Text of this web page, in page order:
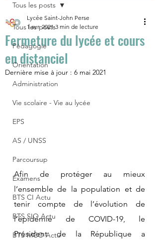
Tous les posts
Pédagogie
Orientation
Administration
Vie scolaire - Vie au lycée
EPS
AS / UNSS
Parcoursup
Examens
BTS CI Actu
BTS SIO Actu
BTS MCO Actu
Tous les posts
Fermeture du lycée et cours
en distanciel
Lycée Saint-John Perse
1 avr. 2021 3 min de lecture
Dernière mise à jour : 6 mai 2021
Afin de protéger au mieux
l’ensemble de la population et de
tenir compte de l’évolution de
l’épidémie de COVID-19, le
Président de la République a